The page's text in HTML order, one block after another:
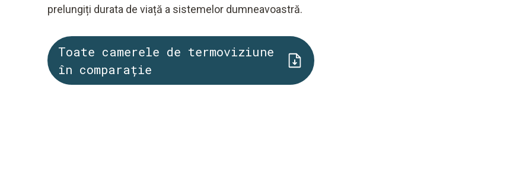
prelungiți durata de viață a sistemelor dumneavoastră.
Toate camerele de termoviziune
în comparație